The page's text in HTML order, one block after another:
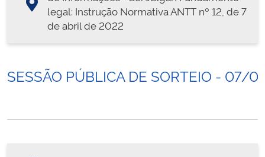
legal: Instrução Normativa ANTT nº 12, de 7
de abril de 2022
SESSÃO PÚBLICA DE SORTEIO - 07/